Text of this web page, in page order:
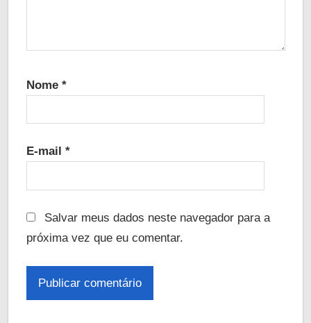
Nome *
E-mail *
Salvar meus dados neste navegador para a
próxima vez que eu comentar.